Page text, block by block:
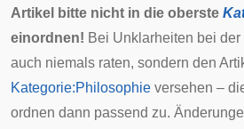
Artikel bitte nicht in die oberste
einordnen! Bei Unklarheiten bei
auch niemals raten, sondern den
Kategorie:Philosophie versehen –
ordnen dann passend zu.